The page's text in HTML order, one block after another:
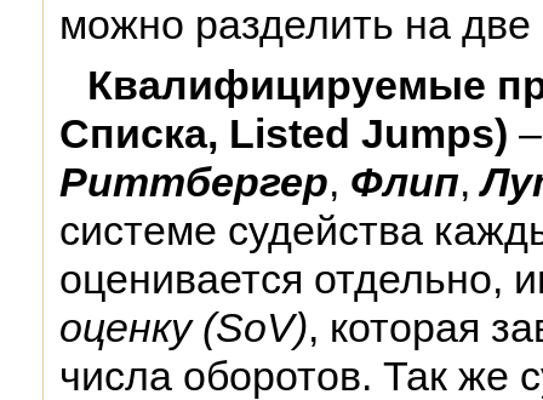
можно разделить на две
Квалифицируемые
Списка, Listed Jumps)
Риттбергер, Флип,
системе судейства
оценивается отдельно,
оценку (SoV), которая
числа оборотов. Так же